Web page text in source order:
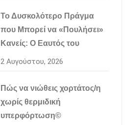
Το Δυσκολότερο Πράγμα
που Μπορεί να «Πουλήσει»
Κανείς: Ο Εαυτός του
2 Αυγούστου, 2026
Πώς να νιώθεις χορτάτος/η
χωρίς θερμιδική
υπερφόρτωση©